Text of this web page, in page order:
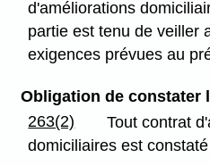
d'améliorations
partie est tenu de veiller
exigences prévues au
Obligation de constater
263(2)
Tout contrat
domiciliaires est